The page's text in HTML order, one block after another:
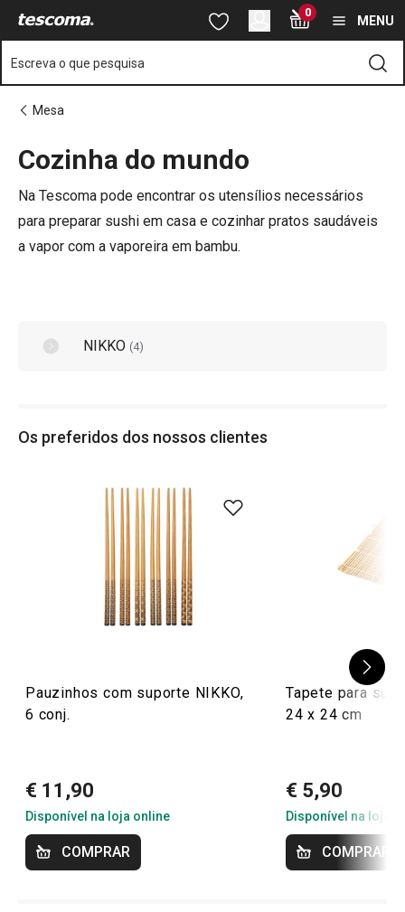
Saltar para o conteúdo principal
Saltar para a pesquisa
Saltar para a navegação 0
MENU
Escreva o que pesquisa
Mesa
Cozinha do mundo
Na Tescoma pode encontrar os utensílios necessários
para preparar sushi em casa e cozinhar pratos saudáveis
a vapor com a vaporeira em bambu.
NIKKO (4)
Os preferidos dos nossos clientes
Pauzinhos com suporte NIKKO,
6 conj.
€ 11,90
Disponível na loja online
COMPRAR
Tapete para
24 x 24 cm
€ 5,90
Disponível na loja
COMPRAR